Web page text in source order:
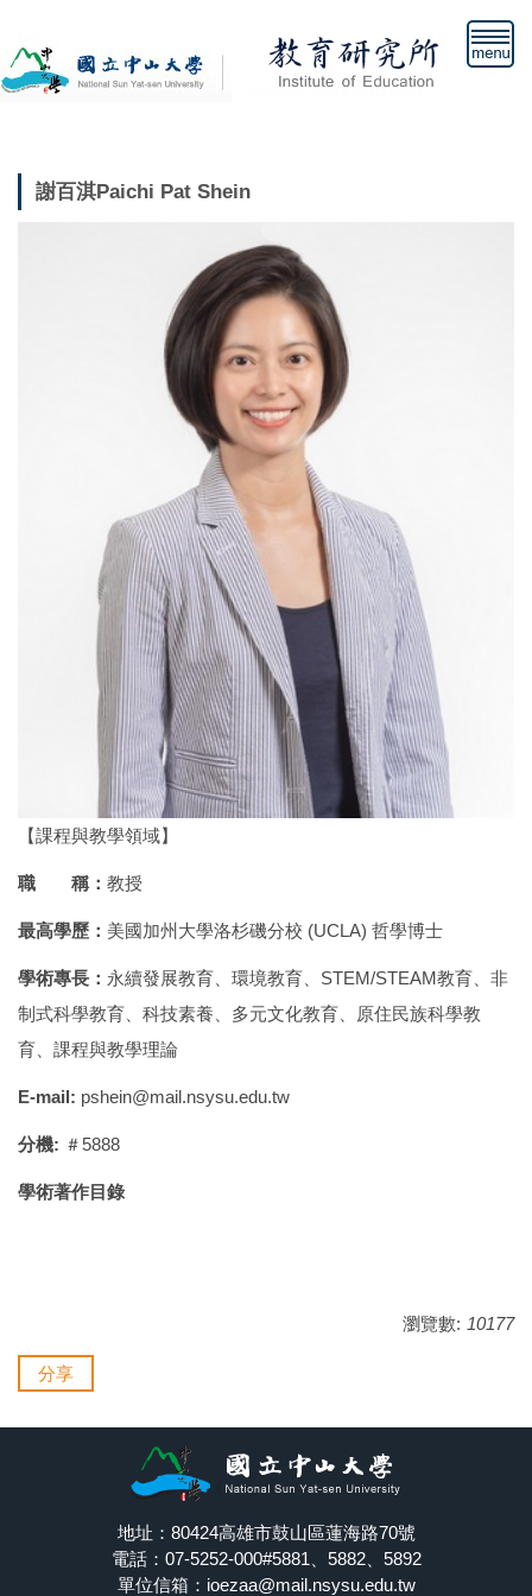
到
主
要
區
謝百淇Paichi Pat Shein
【課程與教學領域】
職 稱： 教授
最高學歷： 美國加州大學洛杉磯分校 (UCLA) 哲學博士
學術專長： 永續發展教育、環境教育、STEM/STEAM教育、非
制式科學教育、科技素養、多元文化教育、原住民族科學教
育、課程與教學理論
E-mail: pshein@mail.nsysu.edu.tw
分機: ＃5888
學術著作目錄
瀏覽數: 10177
分享
地址：80424高雄市鼓山區蓮海路70號
電話：07-5252-000#5881、5882、5892
單位信箱：ioezaa@mail.nsysu.edu.tw